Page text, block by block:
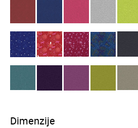
Dimenzije